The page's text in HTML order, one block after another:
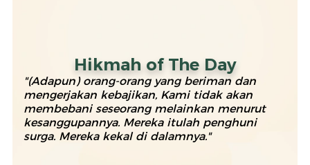
Hikmah of The Day
"(Adapun) orang-orang yang beriman dan
mengerjakan kebajikan, Kami tidak akan
membebani seseorang melainkan menurut
kesanggupannya. Mereka itulah penghuni
surga. Mereka kekal di dalamnya."